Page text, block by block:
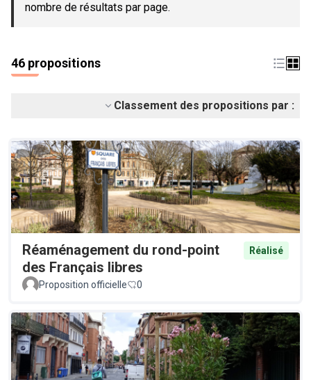
nombre de résultats par page.
46 propositions
Classement des propositions par :
Réaménagement du rond-point
des Français libres
Réalisé
Proposition officielle 0